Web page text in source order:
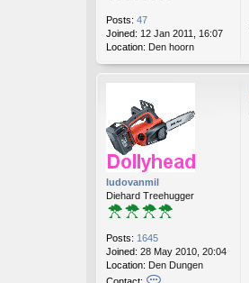
i
l
Posts: 47
Joined: 12 Jan 2011, 16:07
Location: Den hoorn
ludovanmil
Diehard Treehugger
Posts: 1645
Joined: 28 May 2010, 20:04
Location: Den Dungen